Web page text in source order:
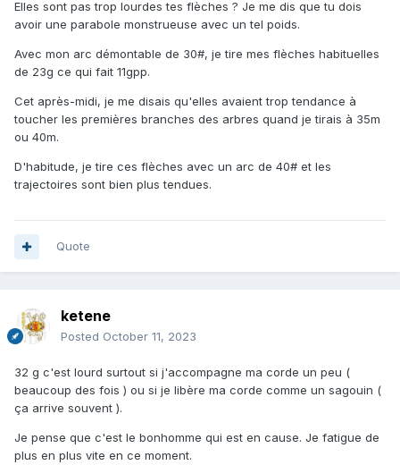
Elles sont pas trop lourdes tes flèches ? Je me dis que tu dois
avoir une parabole monstrueuse avec un tel poids.
Avec mon arc démontable de 30#, je tire mes flèches habituelles
de 23g ce qui fait 11gpp.
Cet après-midi, je me disais qu'elles avaient trop tendance à
toucher les premières branches des arbres quand je tirais à 35m
ou 40m.
D'habitude, je tire ces flèches avec un arc de 40# et les
trajectoires sont bien plus tendues.
Quote
ketene
Posted October 11, 2023
32 g c'est lourd surtout si j'accompagne ma corde un peu (
beaucoup des fois ) ou si je libère ma corde comme un sagouin (
ça arrive souvent ).
Je pense que c'est le bonhomme qui est en cause. Je fatigue de
plus en plus vite en ce moment.